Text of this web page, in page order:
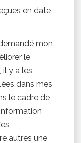
en date
mon
le
il y a les
dans mes
le cadre de
autres une